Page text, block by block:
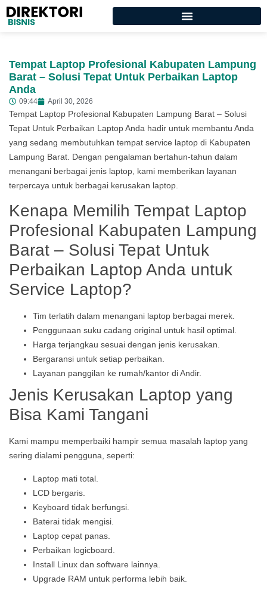
Tempat Laptop Profesional Kabupaten Lampung
Barat – Solusi Tepat Untuk Perbaikan Laptop
Anda
09:44 April 30, 2026
Tempat Laptop Profesional Kabupaten Lampung Barat – Solusi
Tepat Untuk Perbaikan Laptop Anda hadir untuk membantu Anda
yang sedang membutuhkan tempat service laptop di Kabupaten
Lampung Barat. Dengan pengalaman bertahun-tahun dalam
menangani berbagai jenis laptop, kami memberikan layanan
terpercaya untuk berbagai kerusakan laptop.
Kenapa Memilih Tempat Laptop
Profesional Kabupaten Lampung
Barat – Solusi Tepat Untuk
Perbaikan Laptop Anda untuk
Service Laptop?
Tim terlatih dalam menangani laptop berbagai merek.
Penggunaan suku cadang original untuk hasil optimal.
Harga terjangkau sesuai dengan jenis kerusakan.
Bergaransi untuk setiap perbaikan.
Layanan panggilan ke rumah/kantor di Andir.
Jenis Kerusakan Laptop yang
Bisa Kami Tangani
Kami mampu memperbaiki hampir semua masalah laptop yang
sering dialami pengguna, seperti:
Laptop mati total.
LCD bergaris.
Keyboard tidak berfungsi.
Baterai tidak mengisi.
Laptop cepat panas.
Perbaikan logicboard.
Install Linux dan software lainnya.
Upgrade RAM untuk performa lebih baik.